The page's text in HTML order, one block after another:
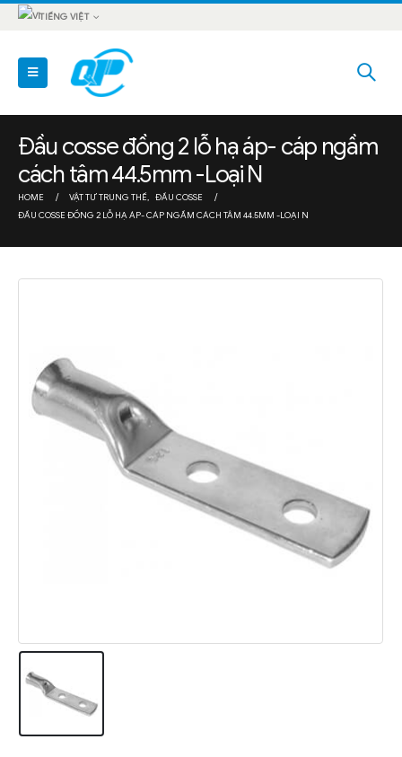
TIẾNG VIỆT
Đầu cosse đồng 2 lỗ hạ áp- cáp ngầm
cách tâm 44.5mm -Loại N
HOME VẬT TƯ TRUNG THẾ, ĐẦU COSSE
ĐẦU COSSE ĐỒNG 2 LỖ HẠ ÁP- CÁP NGẦM CÁCH TÂM 44.5MM -LOẠI N